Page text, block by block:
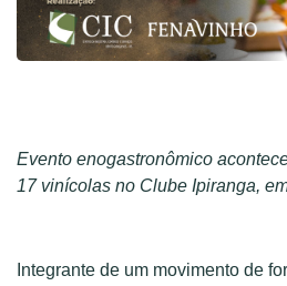
Evento enogastronômico
17 vinícolas no Clube Ipiranga,
Integrante de um movimento de